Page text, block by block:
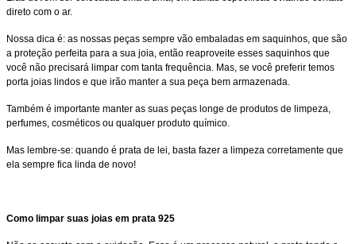
direto com o ar.
Nossa dica é: as nossas peças sempre vão embaladas em saquinhos, que são
a proteção perfeita para a sua joia, então reaproveite esses saquinhos que
você não precisará limpar com tanta frequência. Mas, se você preferir temos
porta joias lindos e que irão manter a sua peça bem armazenada.
Também é importante manter as suas peças longe de produtos de limpeza,
perfumes, cosméticos ou qualquer produto químico.
Mas lembre-se: quando é prata de lei, basta fazer a limpeza corretamente que
ela sempre fica linda de novo!
Como limpar suas joias em prata 925